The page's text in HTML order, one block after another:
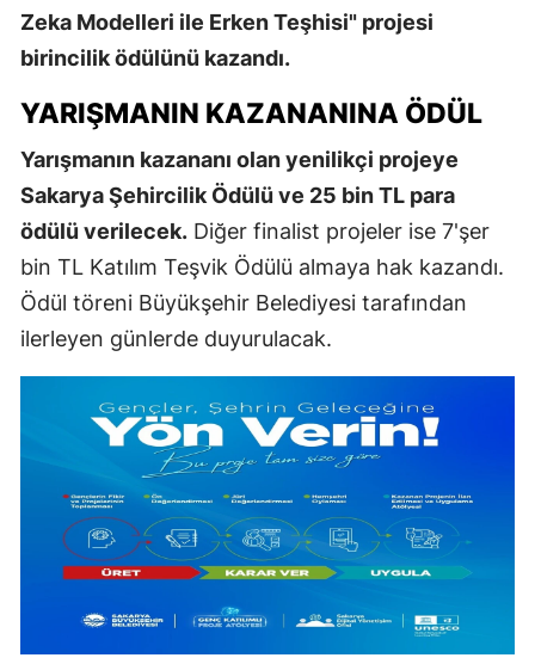
Zeka Modelleri ile Erken Teşhisi" projesi
birincilik ödülünü kazandı.
YARIŞMANIN KAZANANINA ÖDÜL
Yarışmanın kazananı olan yenilikçi projeye
Sakarya Şehircilik Ödülü ve 25 bin TL para
ödülü verilecek. Diğer finalist projeler ise 7'şer
bin TL Katılım Teşvik Ödülü almaya hak kazandı.
Ödül töreni Büyükşehir Belediyesi tarafından
ilerleyen günlerde duyurulacak.